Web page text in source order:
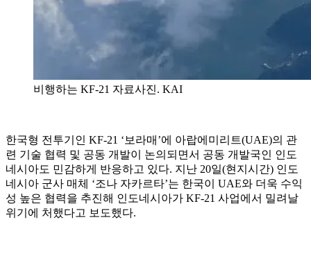
비행하는 KF-21 자료사진. KAI
한국형 전투기인 KF-21 ‘보라매’에 아랍에미리트(UAE)의 관
련 기술 협력 및 공동 개발이 논의되면서 공동 개발국인 인도
네시아도 민감하게 반응하고 있다. 지난 20일(현지시간) 인도
네시아 군사 매체 ‘조나 자카르타’는 한국이 UAE와 더욱 수익
성 높은 협력을 추진해 인도네시아가 KF-21 사업에서 밀려날
위기에 처했다고 보도했다.